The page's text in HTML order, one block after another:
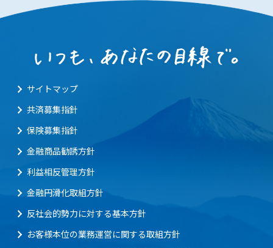
サイトマップ
共済募集指針
保険募集指針
金融商品勧誘方針
利益相反管理方針
金融円滑化取組方針
反社会的勢力に対する基本方針
お客様本位の業務運営に関する取組方針